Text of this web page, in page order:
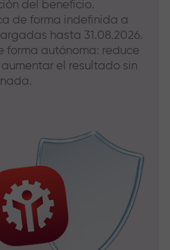
del beneficio.
de forma indefinida a
hasta 31.08.2026.
forma autónoma: reduce
el resultado sin